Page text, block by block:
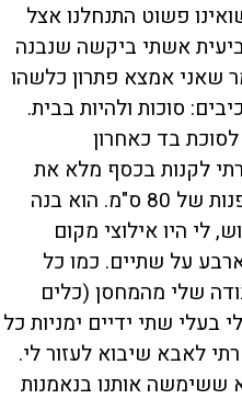
פשוט התנחלנו אצל
אשתי ביקשה שנבנה
שאני אמצא פתרון כלשהו
סוכות ולהיות בבית.
בד כאחרון
לקנות בכסף מלא את
הסוכה שלו מעץ מלא – 12 דפנות של 80 ס"מ. הוא בנה
לי היו אילוצי מקום
על שתיים. כמו כל
שלי מהמחסן (כלים
בעלי שתי ידיים ימניות כל
לאבא שיבוא לעזור לי.
ששימשה אותנו בנאמנות